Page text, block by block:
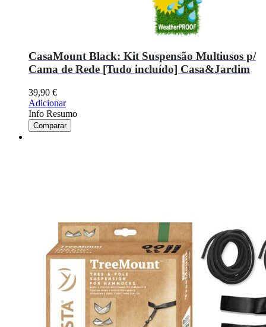
CasaMount Black: Kit Suspensão Multiusos p/
Cama de Rede [Tudo incluído] Casa&Jardim
39,90 €
Adicionar
Info Resumo
Comparar